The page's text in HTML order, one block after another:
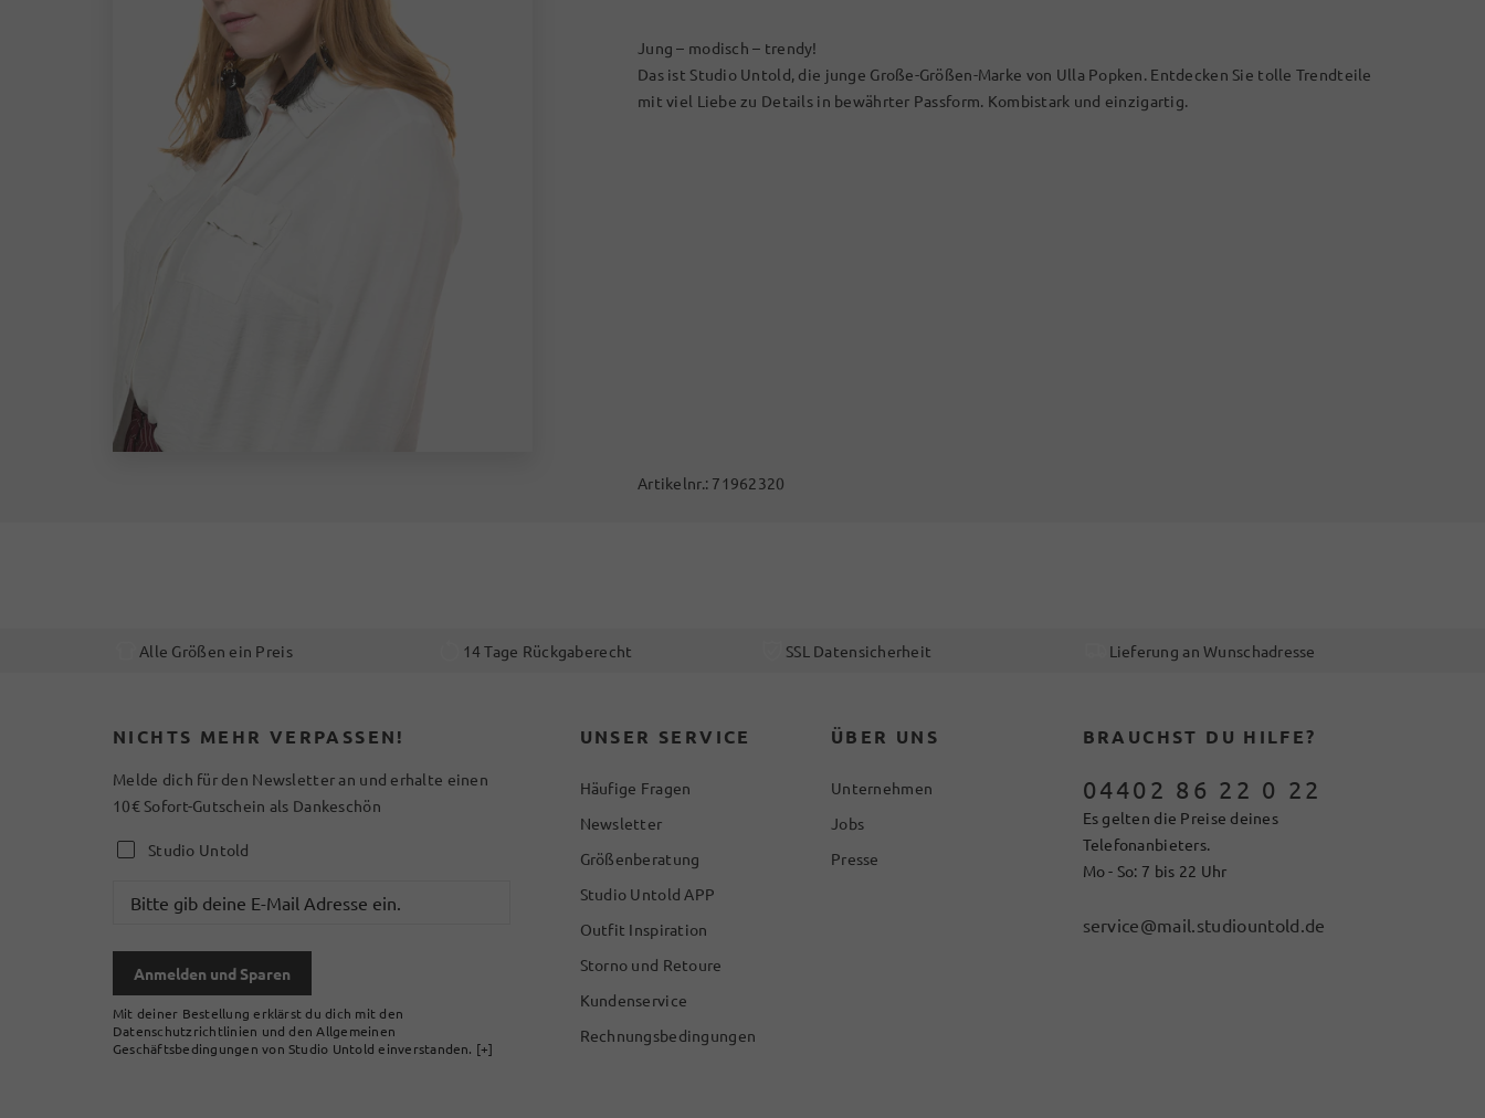
Jung – modisch – trendy!
Das ist Studio Untold, die junge Große-Größen-Marke von Ulla Popken. Entdecken Sie tolle Trendteile
mit viel Liebe zu Details in bewährter Passform. Kombistark und einzigartig.
Artikelnr.: 71962320
Alle Größen ein Preis 14 Tage Rückgaberecht SSL Datensicherheit Lieferung an Wunschadresse
NICHTS MEHR VERPASSEN!
Melde dich für den Newsletter an und erhalte einen
10€ Sofort-Gutschein als Dankeschön
Studio Untold
Anmelden und Sparen
Mit deiner Bestellung erklärst du dich mit den
Datenschutzrichtlinien und den Allgemeinen
Geschäftsbedingungen von Studio Untold einverstanden. [+]
UNSER SERVICE
Häufige Fragen
Newsletter
Größenberatung
Studio Untold APP
Outfit Inspiration
Storno und Retoure
Kundenservice
Rechnungsbedingungen
ÜBER UNS
Unternehmen
Jobs
Presse
BRAUCHST DU HILFE?
04402 86 22 0 22
Es gelten die Preise deines
Telefonanbieters.
Mo - So: 7 bis 22 Uhr
service@mail.studiountold.de